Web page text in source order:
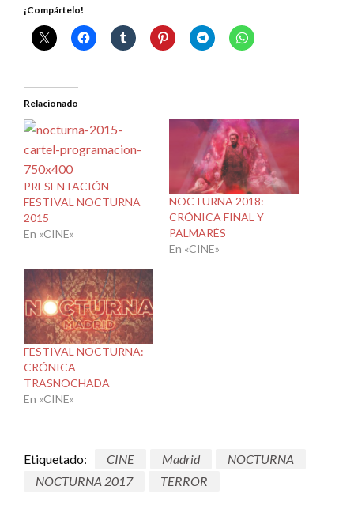
¡Compártelo!
Relacionado
PRESENTACIÓN
FESTIVAL NOCTURNA
2015
En «CINE»
NOCTURNA 2018:
CRÓNICA FINAL Y
PALMARÉS
En «CINE»
FESTIVAL NOCTURNA:
CRÓNICA
TRASNOCHADA
En «CINE»
Etiquetado: CINE Madrid
NOCTURNA
NOCTURNA 2017
TERROR